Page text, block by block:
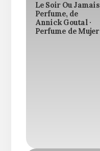
Le Soir Ou Jamais
Perfume, de
Annick Goutal ·
Perfume de Mujer